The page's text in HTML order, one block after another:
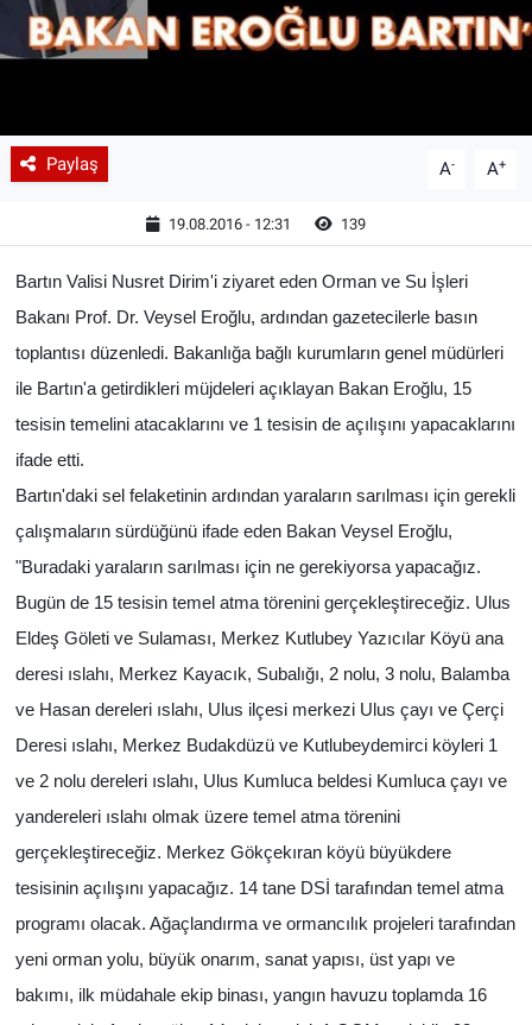
Paylaş A- A+
19.08.2016 - 12:31 139
Bartın Valisi Nusret Dirim'i ziyaret eden Orman ve Su İşleri
Bakanı Prof. Dr. Veysel Eroğlu, ardından gazetecilerle basın
toplantısı düzenledi. Bakanlığa bağlı kurumların genel müdürleri
ile Bartın'a getirdikleri müjdeleri açıklayan Bakan Eroğlu, 15
tesisin temelini atacaklarını ve 1 tesisin de açılışını yapacaklarını
ifade etti.
Bartın'daki sel felaketinin ardından yaraların sarılması için gerekli
çalışmaların sürdüğünü ifade eden Bakan Veysel Eroğlu,
"Buradaki yaraların sarılması için ne gerekiyorsa yapacağız.
Bugün de 15 tesisin temel atma törenini gerçekleştireceğiz. Ulus
Eldeş Göleti ve Sulaması, Merkez Kutlubey Yazıcılar Köyü ana
deresi ıslahı, Merkez Kayacık, Subalığı, 2 nolu, 3 nolu, Balamba
ve Hasan dereleri ıslahı, Ulus ilçesi merkezi Ulus çayı ve Çerçi
Deresi ıslahı, Merkez Budakdüzü ve Kutlubeydemirci köyleri 1
ve 2 nolu dereleri ıslahı, Ulus Kumluca beldesi Kumluca çayı ve
yandereleri ıslahı olmak üzere temel atma törenini
gerçekleştireceğiz. Merkez Gökçekıran köyü büyükdere
tesisinin açılışını yapacağız. 14 tane DSİ tarafından temel atma
programı olacak. Ağaçlandırma ve ormancılık projeleri tarafından
yeni orman yolu, büyük onarım, sanat yapısı, üst yapı ve
bakımı, ilk müdahale ekip binası, yangın havuzu toplamda 16